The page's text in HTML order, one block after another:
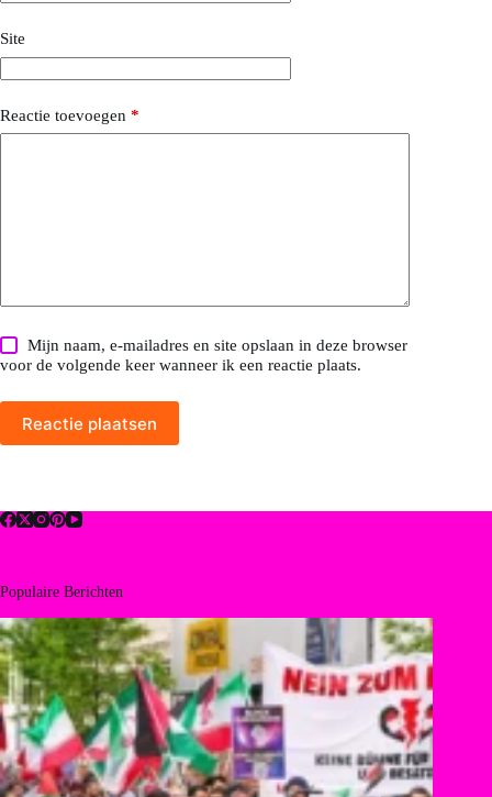
Site
Reactie toevoegen *
Mijn naam, e-mailadres en site opslaan in deze browser
voor de volgende keer wanneer ik een reactie plaats.
Reactie plaatsen
Populaire Berichten